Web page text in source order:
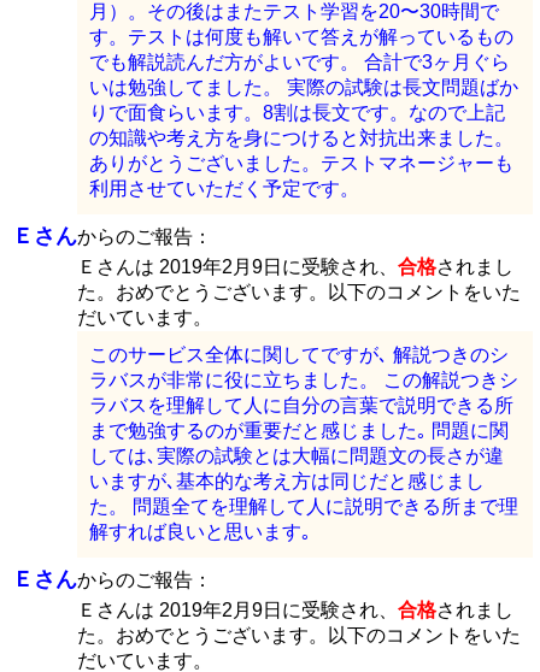
月）。その後はまたテスト学習を20〜30時間で
す。テストは何度も解いて答えが解っているもの
でも解説読んだ方がよいです。 合計で3ヶ月ぐら
いは勉強してました。 実際の試験は長文問題ばか
りで面食らいます。8割は長文です。なので上記
の知識や考え方を身につけると対抗出来ました。
ありがとうございました。テストマネージャーも
利用させていただく予定です。
Ｅさんからのご報告：
Ｅさんは 2019年2月9日に受験され、 合格されまし
た。おめでとうございます。以下のコメントをいた
だいています。
このサービス全体に関してですが､ 解説つきのシ
ラバスが非常に役に立ちました。 この解説つきシ
ラバスを理解して人に自分の言葉で説明できる所
まで勉強するのが重要だと感じました｡ 問題に関
しては､実際の試験とは大幅に問題文の長さが違
いますが､基本的な考え方は同じだと感じまし
た。 問題全てを理解して人に説明できる所まで理
解すれば良いと思います｡
Ｅさんからのご報告：
Ｅさんは 2019年2月9日に受験され、 合格されまし
た。おめでとうございます。以下のコメントをいた
だいています。